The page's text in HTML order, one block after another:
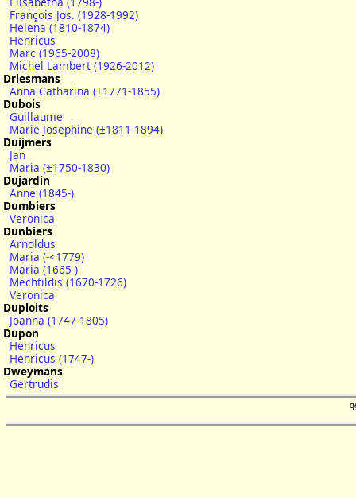
François Jos. (1928-1992)
Helena (1810-1874)
Henricus
Marc (1965-2008)
Michel Lambert (1926-2012)
Driesmans
Anna Catharina (±1771-1855)
Dubois
Guillaume
Marie Josephine (±1811-1894)
Duijmers
Jan
Maria (±1750-1830)
Dujardin
Anne (1845-)
Dumbiers
Veronica
Dunbiers
Arnoldus
Maria (-<1779)
Maria (1665-)
Mechtildis (1670-1726)
Veronica
Duploits
Joanna (1747-1805)
Dupon
Henricus
Henricus (1747-)
Dweymans
Gertrudis